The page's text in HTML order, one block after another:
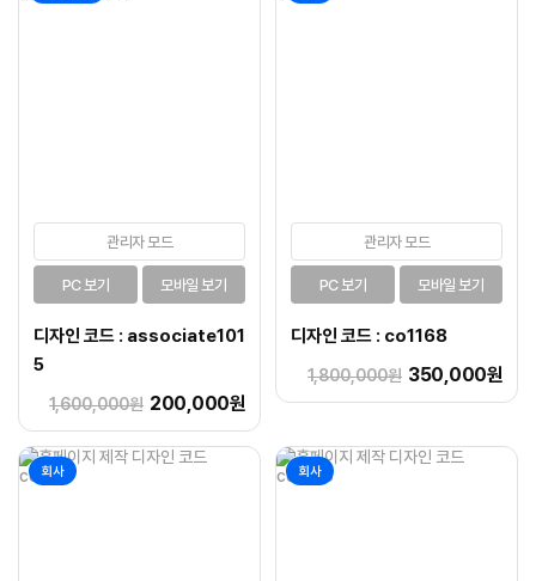
관리자 모드
PC 보기 모바일 보기
디자인 코드 : associate101
5
1,600,000원 200,000원
관리자 모드
PC 보기 모바일 보기
디자인 코드 : co1168
1,800,000원 350,000원
회사 회사